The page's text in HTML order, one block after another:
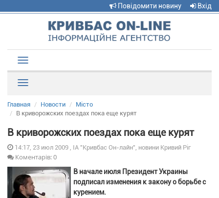
Повідомити новину Вхід
navigation
Главная Новости
Місто
В криворожских поездах пока еще курят
В криворожских поездах пока еще курят
14:17, 23 июл 2009 , ІА "Кривбас Он-лайн", новини Кривий Ріг
Коментарів: 0
В начале июля Президент Украины
подписал изменения к закону о борьбе с
курением.